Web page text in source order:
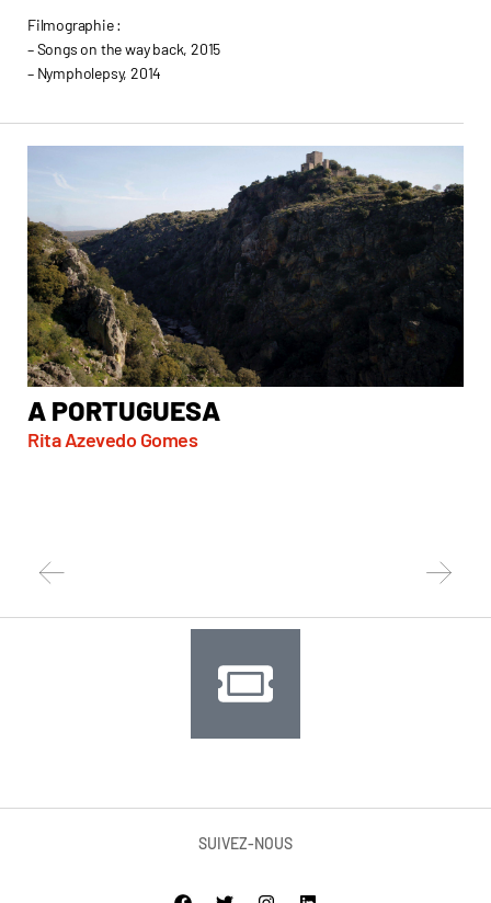
Filmographie :
– Songs on the way back, 2015
– Nympholepsy, 2014
A PORTUGUESA
Rita Azevedo Gomes
SUIVEZ-NOUS